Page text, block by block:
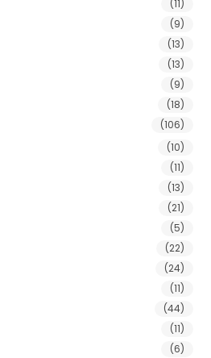
(11)
(9)
(13)
(13)
(9)
(18)
(106)
(10)
(11)
(13)
(21)
(5)
(22)
(24)
(11)
(44)
(11)
(6)